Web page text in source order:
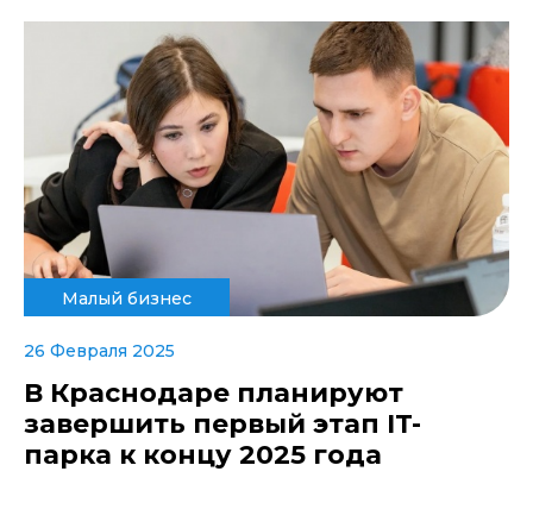
Малый бизнес
26 Февраля 2025
В Краснодаре планируют
завершить первый этап IT-
парка к концу 2025 года